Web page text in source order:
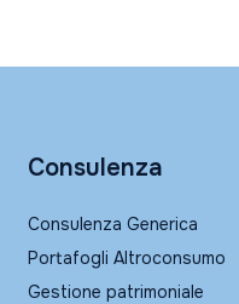
Consulenza
Consulenza Generica
Portafogli Altroconsumo
Gestione patrimoniale